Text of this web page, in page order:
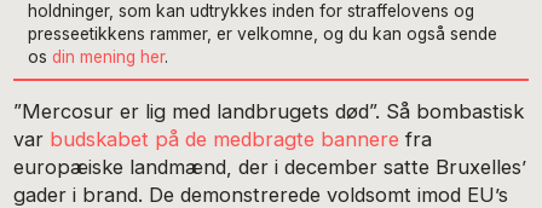
holdninger, som kan udtrykkes inden for straffelovens og
presseetikkens rammer, er velkomne, og du kan også sende
osdin mening her.
”Mercosur er lig med landbrugets død”. Så bombastisk
var budskabet på de medbragte bannere fra
europæiske landmænd, der i december satte Bruxelles’
gader i brand. De demonstrerede voldsomt imod EU’s